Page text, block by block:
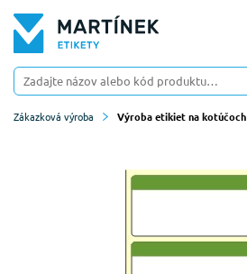
Zákazková výroba Výroba etikiet na kotúčoch